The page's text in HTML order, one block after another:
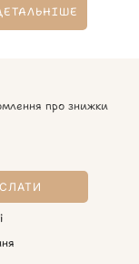
про знижки